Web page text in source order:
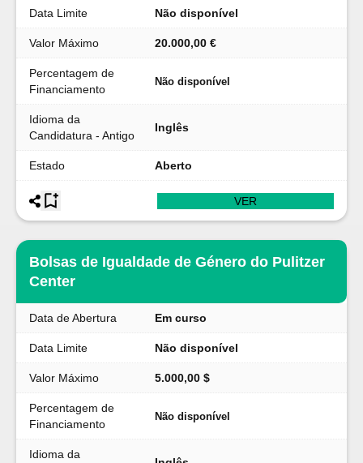
Data Limite Não disponível
Valor Máximo 20.000,00 €
Percentagem de
Financiamento
Não disponível
Idioma da
Candidatura - Antigo
Inglês
Estado Aberto
VER
Bolsas de Igualdade de Género do Pulitzer
Center
Data de Abertura Em curso
Data Limite Não disponível
Valor Máximo 5.000,00 $
Percentagem de
Financiamento
Não disponível
Idioma da